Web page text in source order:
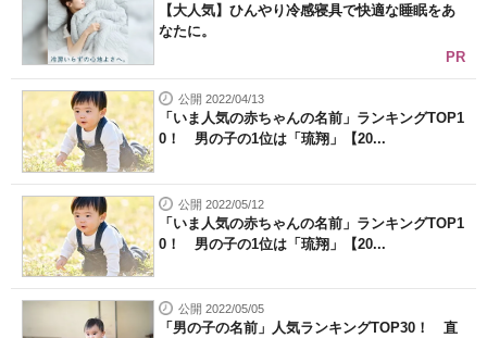
【大人気】ひんやり冷感寝具で快適な睡眠をあ
なたに。
PR
公開 2022/04/13
「いま人気の赤ちゃんの名前」ランキングTOP1
0！ 男の子の1位は「琉翔」【20...
公開 2022/05/12
「いま人気の赤ちゃんの名前」ランキングTOP1
0！ 男の子の1位は「琉翔」【20...
公開 2022/05/05
「男の子の名前」人気ランキングTOP30！ 直